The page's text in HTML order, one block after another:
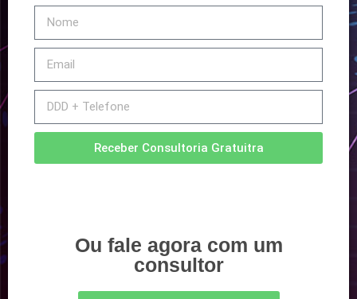
Receber Consultoria Gratuitra
Ou fale agora com um
consultor